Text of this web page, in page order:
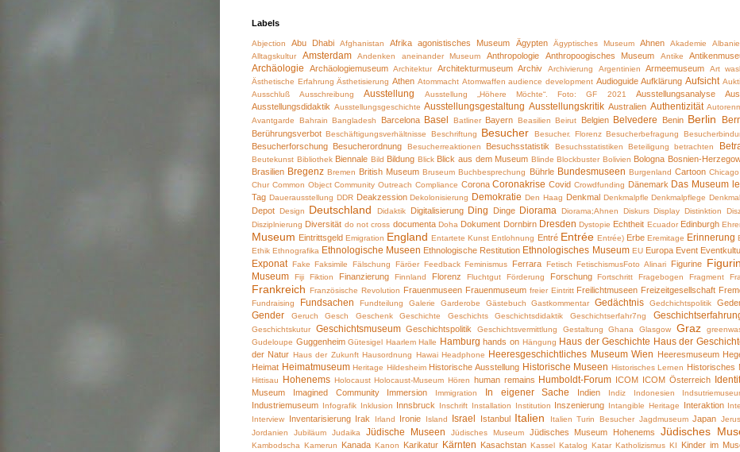
Labels
Abjection Abu Dhabi Afghanistan Afrika agonistisches Museum Ägypten Ägyptisches Museum Ahnen Akademie
Alltagskultur
Amsterdam Andenken aneinander Museum Anthropologie Anthropoogisches Museum Antike
Archäologie Archäologiemuseum Architektur Architekturmuseum Archiv Archivierung Argentinien Armeemuseum Art
Ästhetische Erfahrung Ästhetisierung Athen Atommacht Atomwaffen audience development Audioguide Aufklärung Aufsicht
Ausschluß
Ausschreibung Ausstellung Ausstellung „Höhere Möchte“. Foto: GF 2021 Ausstellungsanalyse
Ausstellungsdidaktik Ausstellungsgeschichte Ausstellungsgestaltung Ausstellungskritik Australien Authentizität
Avantgarde Bahrain Bangladesh Barcelona Basel Batliner Bayern Beasilien Beirut Belgien Belvedere Benin Berlin
Berührungsverbot Beschäftigungsverhältnisse Beschriftung Besucher Besucher. Florenz Besucherbefragung
Besucherforschung Besucherordnung Besucherreaktionen Besuchsstatistik Besuchsstatistiken Beteiligung betrachten
Beutekunst Bibliothek Biennale Bild Bildung Blick Blick aus dem Museum Blinde Blockbuster Bolivien Bologna Bosnien-
Brasilien Bregenz Bremen British Museum Bruseum Buchbesprechung Bührle Bundesmuseen Burgenland Cartoon Chicago
Chur Common Object Community Outreach Compliance Corona Coronakrise Covid Crowdfunding Dänemark Das Museum
Tag Dauerausstellung DDR Deakzession Dekolonisierung Demokratie Den Haag Denkmal Denkmalpfle Denkmalpflege
Depot Design Deutschland Didaktik Digitalisierung Ding Dinge Diorama Diorama;Ahnen Diskurs Display Distinktion
Disziplnierung Diversität do not cross documenta Doha Dokument Dornbirn Dresden Dystopie Echtheit Ecuador Edinburgh
Museum Eintrittsgeld Emigration England Entartete Kunst Entlohnung Entré Entrée Entrée) Erbe Eremitage Erinnerung
Ethik Ethnografika Ethnologische Museen Ethnologische Restitution Ethnologisches Museum EU Europa Event
Exponat Fake Faksimile Fälschung Färöer Feedback Feminismus Ferrara Fetisch FetischismusFoto Alinari Figurine
Museum
Fiji Fiktion Finanzierung Finnland Florenz Fluchtgut Förderung Forschung Fortschritt Fragebogen Fragment
Frankreich Französische Revolution Frauenmuseen Frauenmuseum freier Eintritt Freilichtmuseen Freizeitgesellschaft
Fundraising
Fundsachen Fundteilung Galerie Garderobe Gästebuch Gastkommentar Gedächtnis Gedchichtspolitik
Gender Geruch Gesch Geschenk Geschichte Geschichts Geschichtsdidaktik Geschichtserfahr7ng
Geschichtskutur Geschichtsmuseum Geschichtspolitik Geschichtsvermittlung Gestaltung Ghana Glasgow Graz
Gudeloupe Guggenheim Gütesigel Haarlem Halle Hamburg hands on Hängung Haus der Geschichte Haus der
der Natur Haus der Zukunft Hausordnung Hawai Headphone Heeresgeschichtliches Museum Wien Heeresmuseum
Heimat Heimatmuseum Heritage Hildesheim Historische Ausstellung Historische Museen Historisches Lernen Historisches
Hittisau
Hohenems Holocaust Holocaust-Museum Hören human remains Humboldt-Forum ICOM ICOM Österreich
Museum
Imagined Community Immersion Immigration In eigener Sache Indien Indiz Indonesien
Industriemuseum Infografik Inklusion Innsbruck Inschrift Installation Institution Inszenierung Intangible Heritage Interaktion
Interview Inventarisierung Irak Irland Ironie Island Israel Istanbul Italien Italien Turin Besucher Jagdmuseum Japan
Jordanien Jubiläum Judaika Jüdische Museen Jüdisches Museum Jüdisches Museum Hohenems Jüdisches
Kambodscha Kamerun Kanada Kanon Karikatur Kärnten Kasachstan Kassel Katalog Katar Katholizismus KI Kinder im